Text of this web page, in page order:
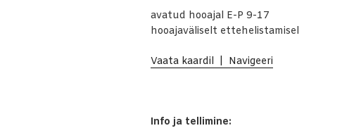
avatud hooajal E-P 9-17
hooajaväliselt ettehelistamisel
Vaata kaardil | Navigeeri
Info ja tellimine: